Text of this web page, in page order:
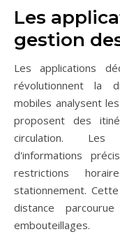
Les
gestion
Les applications
révolutionnent la
mobiles analysent
proposent des
circulation. Les
d'informations
restrictions
stationnement.
distance
embouteillages.